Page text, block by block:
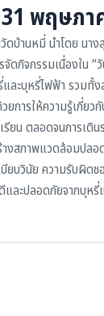
พฤษภา
านหมี่ นำโดย นาง
ดกิจกรรมเนื่องใน “
ละบุหรี่ไฟฟ้า รวมทั้
การให้ความรู้เกี่ย
ยน ตลอดจนการเดิ
างสภาพแวดล้อมปล
ยบวินัย ความรับผิด
และปลอดภัยจากบุห